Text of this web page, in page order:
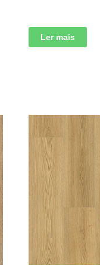
Ler mais